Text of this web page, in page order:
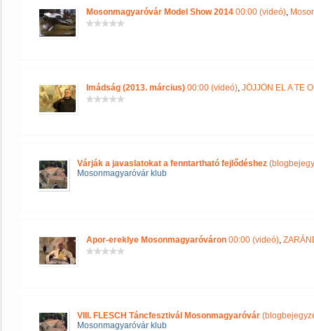
Mosonmagyaróvár Model Show 2014 00:00 (videó),
Imádság (2013. március) 00:00 (videó), JÖJJÖN EL A TE
Várják a javaslatokat a fenntartható fejlődéshez
Mosonmagyaróvár klub
Apor-ereklye Mosonmagyaróváron 00:00 (videó),
VIII. FLESCH Táncfesztivál Mosonmagyaróvár
Mosonmagyaróvár klub